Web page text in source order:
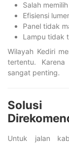
Salah
Efisiensi
Panel tidak
Lampu tidak
Wilayah Kediri
tertentu.
sangat penting.
Solusi
Untuk jalan